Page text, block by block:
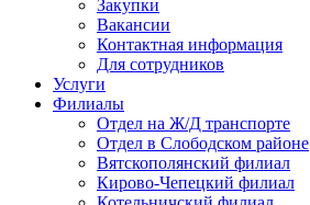
Закупки
Вакансии
Контактная информация
Для сотрудников
Услуги
Филиалы
Отдел на Ж/Д транспорте
Отдел в Слободском районе
Вятскополянский филиал
Кирово-Чепецкий филиал